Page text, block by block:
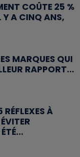
COÛTE 25 %
Y A CINQ ANS,
MARQUES QUI
RAPPORT...
RÉFLEXES À